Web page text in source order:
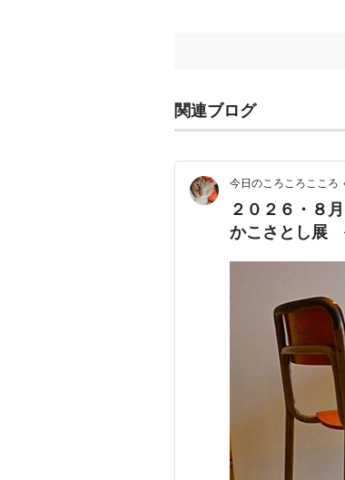
関連ブログ
今日のころころこころ
２０２６・８
かこさとし展